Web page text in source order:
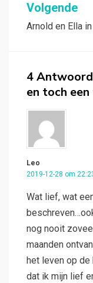
Volgende
Arnold en Ella
4
en toch
Leo
2019-12-28 om
Wat lief, wat
nog nooit
maanden
het leven op
dat ik mijn lief